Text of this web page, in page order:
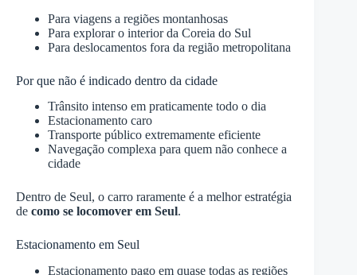
Para viagens a regiões montanhosas
Para explorar o interior da Coreia do Sul
Para deslocamentos fora da região metropolitana
Por que não é indicado dentro da cidade
Trânsito intenso em praticamente todo o dia
Estacionamento caro
Transporte público extremamente eficiente
Navegação complexa para quem não conhece a
cidade
Dentro de Seul, o carro raramente é a melhor estratégia
de como se locomover em Seul.
Estacionamento em Seul
Estacionamento pago em quase todas as regiões